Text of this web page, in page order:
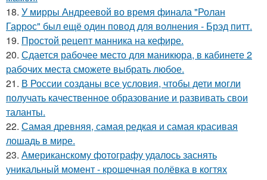
18. У мирры Андреевой во время финала "Ролан
Гаррос" был ещё один повод для волнения - Брэд питт.
19. Простой рецепт манника на кефире.
20. Сдается рабочее место для маникюра, в кабинете 2
рабочих места сможете выбрать любое.
21. В России созданы все условия, чтобы дети могли
получать качественное образование и развивать свои
таланты.
22. Самая древняя, самая редкая и самая красивая
лошадь в мире.
23. Американскому фотографу удалось заснять
уникальный момент - крошечная полёвка в когтях